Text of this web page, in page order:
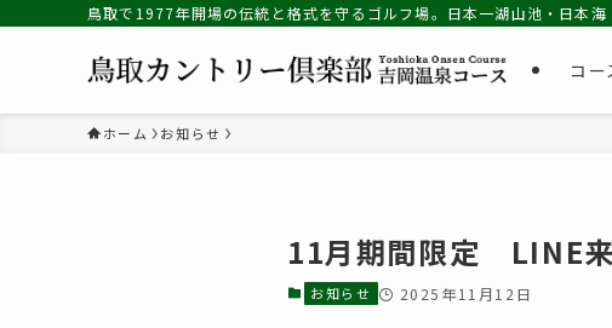
鳥取で1977年開場の伝統と格式を守るゴルフ場。日本一湖山池・日本海
コー
ホーム お知らせ
11月期間限定 LINE
お知らせ 2025年11月12日